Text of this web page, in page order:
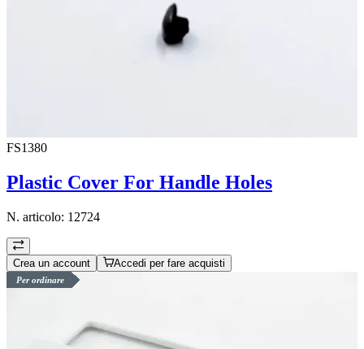
FS1380
Plastic Cover For Handle Holes
N. articolo: 12724
Crea un account Accedi per fare acquisti
Per ordinare